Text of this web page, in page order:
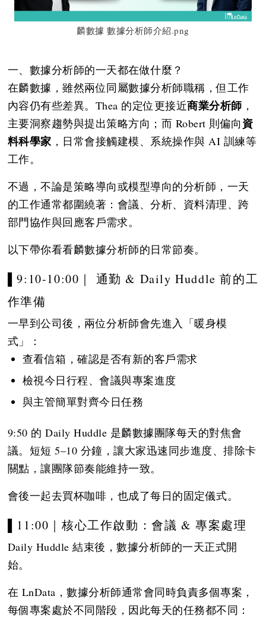
麟數據 數據分析師介紹.png
一、數據分析師的一天都在做什麼？
在麟數據，雖然兩位同屬數據分析師職稱，但工作
內容仍有些差異。Thea 的定位更接近商業分析師 ，
主要洞察趨勢與提出策略方向；而 Robert 則偏向 資
料科學家 ，日常會接觸建模、系統操作與 AI 訓練等
工作。
不過，不論是策略導向或模型導向的分析師，一天
的工作通常都圍繞著：會議、分析、資料清理、跨
部門協作與回應客戶需求。
以下帶你看看麟數據分析師的日常節奏。
▌9:10-10:00｜ 通勤 & Daily Huddle 前的工
作準備
一早到公司後，兩位分析師會先進入「暖身模
式」：
查看信箱，確認是否有新的客戶需求
檢視今日行程、會議與專案進度
與主管簡單對齊今日任務
9:50 的 Daily Huddle 是麟數據團隊每天的對焦會
議。短短 5–10 分鐘，讓大家迅速同步進度、排除卡
關點，讓團隊節奏能維持一致。
會後一起去買杯咖啡，也成了每日的固定儀式。
▌11:00｜核心工作啟動：會議 & 專案處理
Daily Huddle 結束後，數據分析師的一天正式開
始。
在 LnData，數據分析師通常會同時負責多個專案，
每個專案處於不同階段，因此每天的任務都不同：